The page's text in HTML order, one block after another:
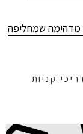
מדהימה שמחליפה
קניות